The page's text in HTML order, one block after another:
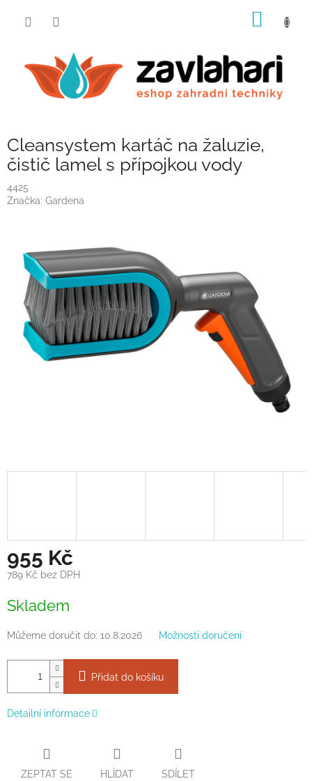
Cleansystem kartáč na žaluzie,
čistič lamel s přípojkou vody
4425
Značka: Gardena
955 Kč
789 Kč bez DPH
cena:
Skladem
Můžeme doručit do: 10.8.2026 Možnosti doručení
Přidat do košíku
Detailní informace
ZEPTAT SE HLÍDAT SDÍLET